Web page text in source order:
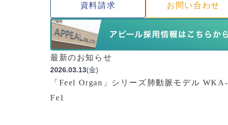
資料請求 お問い合わせ
最新のお知らせ
2026.03.13(金)
「Feel Organ」シリーズ肺動脈モデル WKA-
Fe1